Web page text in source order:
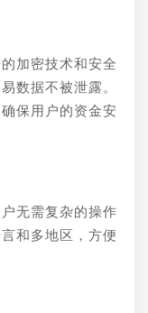
加密技术和安全
数据不被泄露。
保用户的资金安
无需复杂的操作
和多地区，方便